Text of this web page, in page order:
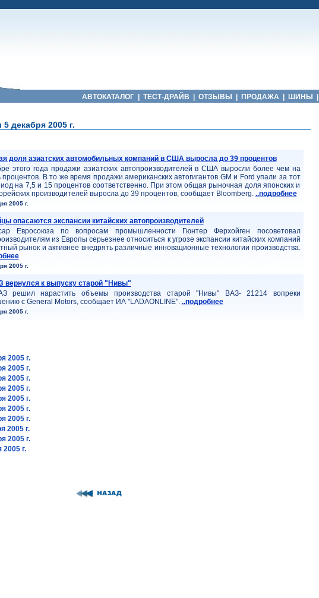
АВТОКАТАЛОГ ТЕСТ-ДРАЙВ ОТЗЫВЫ ПРОДАЖА ШИНЫ
декабря 2005 г.
доля азиатских автомобильных компаний в США выросла до 39 процентов
этого года продажи азиатских автопроизводителей в США выросли более чем на
процентов. В то же время продажи американских автогигантов GM и Ford упали за тот
на 7,5 и 15 процентов соответственно. При этом общая рыночная доля японских и
производителей выросла до 39 процентов, сообщает Bloomberg. ..подробнее
2005 г.
опасаются экспансии китайских автопроизводителей
Евросоюза по вопросам промышленности Гюнтер Ферхойген посоветовал
из Европы серьезнее относиться к угрозе экспансии китайских компаний
рынок и активнее внедрять различные инновационные технологии производства.
2005 г.
вернулся к выпуску старой "Нивы"
решил нарастить объемы производства старой "Нивы" ВАЗ- 21214 вопреки
с General Motors, сообщает ИА "LADAONLINE". ..подробнее
2005 г.
2005 г.
2005 г.
2005 г.
2005 г.
2005 г.
2005 г.
2005 г.
2005 г.
2005 г.
2005 г.